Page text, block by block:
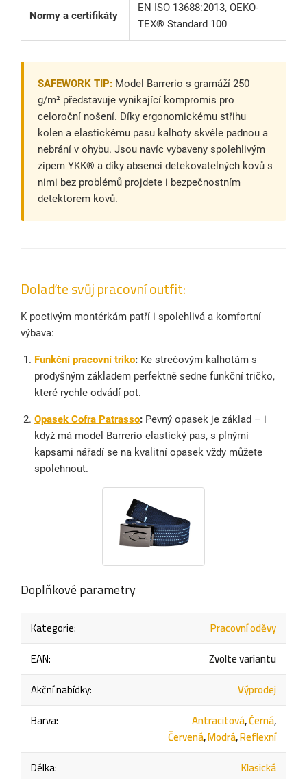
Normy a certifikáty
EN ISO 13688:2013, OEKO-
TEX® Standard 100
SAFEWORK TIP: Model Barrerio s gramáží 250
g/m² představuje vynikající kompromis pro
celoroční nošení. Díky ergonomickému střihu
kolen a elastickému pasu kalhoty skvěle padnou a
nebrání v ohybu. Jsou navíc vybaveny spolehlivým
zipem YKK® a díky absenci detekovatelných kovů s
nimi bez problémů projdete i bezpečnostním
detektorem kovů.
Dolaďte svůj pracovní outfit:
K poctivým montérkám patří i spolehlivá a komfortní
výbava:
Funkční pracovní triko: Ke strečovým kalhotám s
prodyšným základem perfektně sedne funkční tričko,
které rychle odvádí pot.
Opasek Cofra Patrasso: Pevný opasek je základ – i
když má model Barrerio elastický pas, s plnými
kapsami nářadí se na kvalitní opasek vždy můžete
spolehnout.
Doplňkové parametry
Kategorie:
Pracovní oděvy
EAN:
Zvolte variantu
Akční nabídky:
Výprodej
Barva: Antracitová,Černá,
Červená,Modrá,Reflexní
Délka:
Klasická